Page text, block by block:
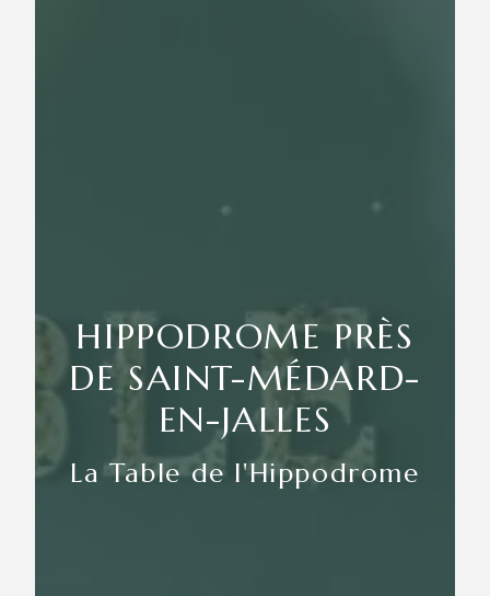
HIPPODROME PRÈS
DE SAINT-MÉDARD-
EN-JALLES
La Table de l'Hippodrome